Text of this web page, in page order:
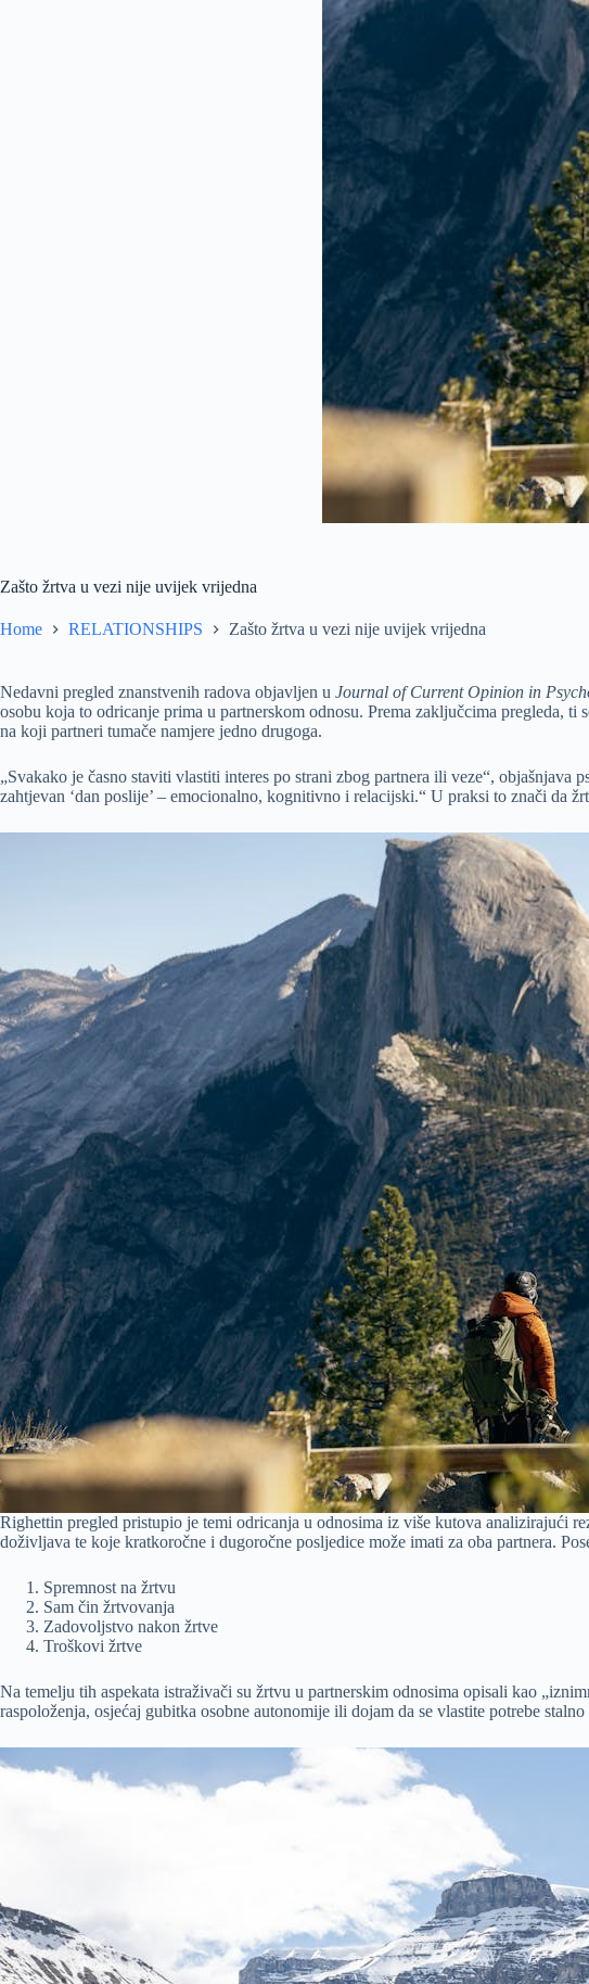
Zašto žrtva u vezi nije uvijek vrijedna
Home RELATIONSHIPS Zašto žrtva u vezi nije uvijek vrijedna
Nedavni pregled znanstvenih radova objavljen u Journal of Current Opinion in
osobu koja to odricanje prima u partnerskom odnosu. Prema zaključcima pregleda,
na koji partneri tumače namjere jedno drugoga.
„Svakako je časno staviti vlastiti interes po strani zbog partnera ili veze“,
zahtjevan ‘dan poslije’ – emocionalno, kognitivno i relacijski.“ U praksi to znači da
Righettin pregled pristupio je temi odricanja u odnosima iz više kutova analizirajući
doživljava te koje kratkoročne i dugoročne posljedice može imati za oba partnera.
Spremnost na žrtvu
Sam čin žrtvovanja
Zadovoljstvo nakon žrtve
Troškovi žrtve
Na temelju tih aspekata istraživači su žrtvu u partnerskim odnosima opisali kao
raspoloženja, osjećaj gubitka osobne autonomije ili dojam da se vlastite potrebe